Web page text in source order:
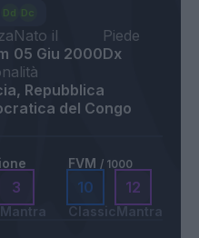
Nato il
05 Giu 2000
Piede
Dx
Repubblica
del Congo
3
Mantra
FVM / 1000
10
Classic
12
Mantra